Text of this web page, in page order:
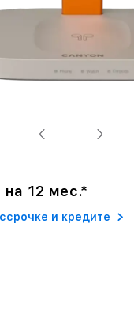
12 мес.*
и кредите